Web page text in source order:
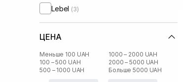
Lebel (3)
ЦЕНА
Меньше 100 UAH
100 – 500 UAH
500 – 1000 UAH
1000 – 2000 UAH
2000 – 5000 UAH
Больше 5000 UAH